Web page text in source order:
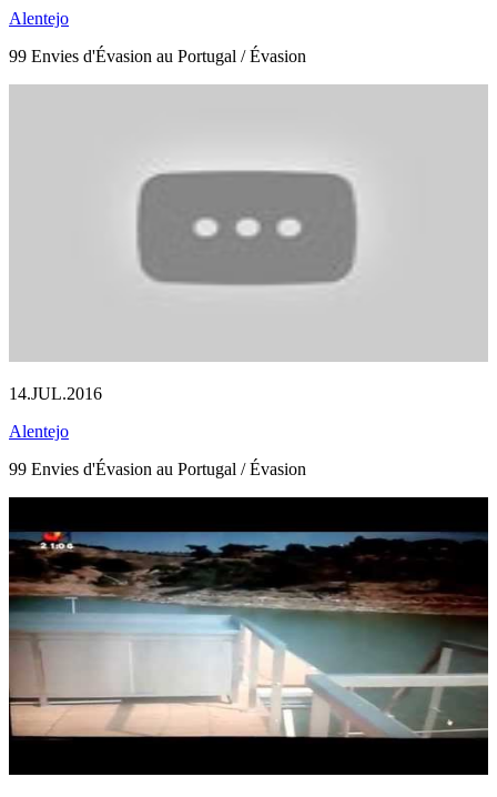
Alentejo
99 Envies d'Évasion au Portugal / Évasion
14.JUL.2016
Alentejo
99 Envies d'Évasion au Portugal / Évasion